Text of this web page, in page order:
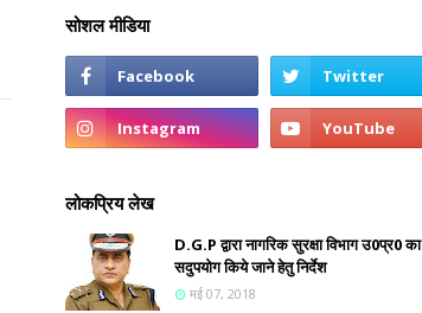
सोशल मीडिया
लोकप्रिय लेख
D.G.P द्वारा नागरिक सुरक्षा विभाग उ0प्र0 का
सदुपयोग किये जाने हेतु निर्देश
मई 07, 2018